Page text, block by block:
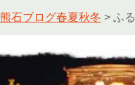
熊石ブログ春夏秋冬 > ふ